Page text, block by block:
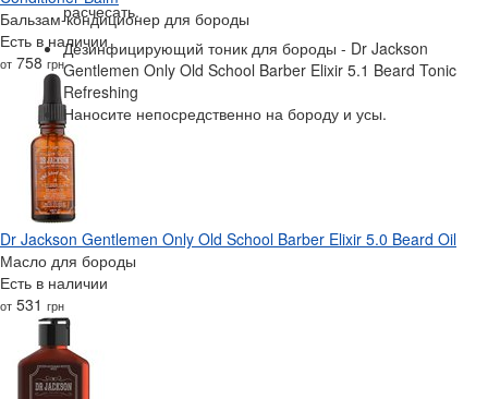
расчесать.
Дезинфицирующий тоник для бороды - Dr Jackson
Gentlemen Only Old School Barber Elixir 5.1 Beard Tonic
Refreshing
Наносите непосредственно на бороду и усы.
Бальзам-кондиционер для бороды
Есть в наличии
от 758 грн
Dr Jackson Gentlemen Only Old School Barber Elixir 5.0 Beard Oil
Масло для бороды
Есть в наличии
от 531 грн